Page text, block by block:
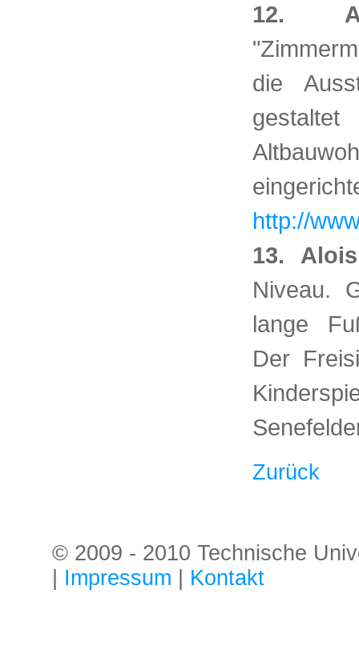
12.
die
http://
13.
Niveau.
lange
Der
Zurück
© 2009 - 2010 Technische
Impressum Kontakt